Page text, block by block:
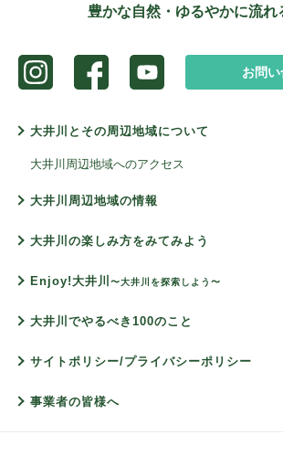
豊かな自然・ゆるやかに流れ
お問
大井川とその周辺地域について
大井川周辺地域へのアクセス
大井川周辺地域の情報
大井川の楽しみ方をみてみよう
Enjoy!大井川 〜大井川を探索しよう〜
大井川でやるべき100のこと
サイトポリシー/プライバシーポリシー
事業者の皆様へ